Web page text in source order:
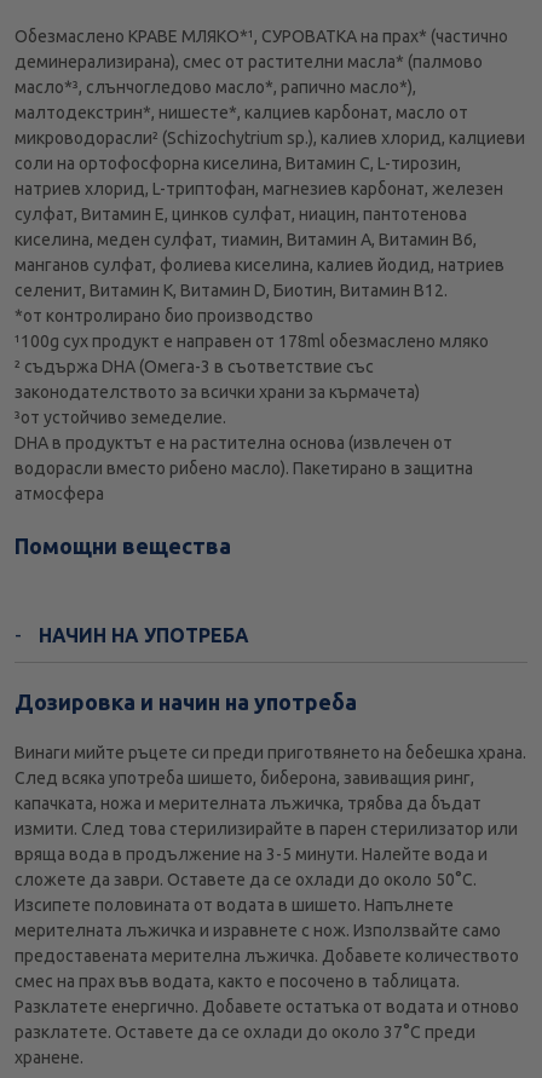
Обезмаслено КРАВЕ МЛЯКО*¹, СУРОВАТКА на прах* (частично
деминерализирана), смес от растителни масла* (палмово
масло*³, слънчогледово масло*, рапично масло*),
малтодекстрин*, нишесте*, калциев карбонат, масло от
микроводорасли² (Schizochytrium sp.), калиев хлорид, калциеви
соли на ортофосфорна киселина, Витамин С, L-тирозин,
натриев хлорид, L-триптофан, магнезиев карбонат, железен
сулфат, Витамин Е, цинков сулфат, ниацин, пантотенова
киселина, меден сулфат, тиамин, Витамин А, Витамин В6,
манганов сулфат, фолиева киселина, калиев йодид, натриев
селенит, Витамин К, Витамин D, Биотин, Витамин В12.
*от контролирано био производство
¹100g сух продукт e направен от 178ml обезмаслено мляко
² съдържа DHA (Омега-3 в съответствие със
законодателството за всички храни за кърмачета)
³от устойчиво земеделие.
DHA в продуктът е на растителна основа (извлечен от
водорасли вместо рибено масло). Пакетирано в защитна
атмосфера
Помощни вещества
НАЧИН НА УПОТРЕБА
Дозировка и начин на употреба
Винаги мийте ръцете си преди приготвянето на бебешка храна.
След всяка употреба шишето, биберона, завиващия ринг,
капачката, ножа и мерителната лъжичка, трябва да бъдат
измити. След това стерилизирайте в парен стерилизатор или
вряща вода в продължение на 3-5 минути. Налейте вода и
сложете да заври. Оставете да се охлади до около 50°С.
Изсипете половината от водата в шишето. Напълнете
мерителната лъжичка и изравнете с нож. Използвайте само
предоставената мерителна лъжичка. Добавете количеството
смес на прах във водата, както е посочено в таблицата.
Разклатете енергично. Добавете остатъка от водата и отново
разклатете. Оставете да се охлади до около 37°С преди
хранене.